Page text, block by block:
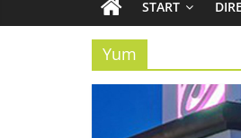
ข้อมูล
ธุรกิจ
START
Yum